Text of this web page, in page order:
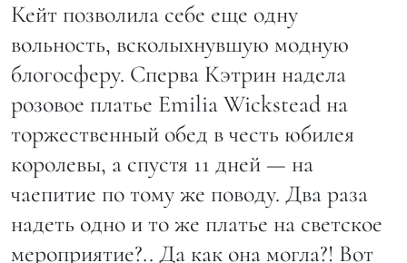
Кейт позволила себе еще одну
вольность, всколыхнувшую модную
блогосферу. Сперва Кэтрин надела
розовое платье Emilia Wickstead на
торжественный обед в честь юбилея
королевы, а спустя 11 дней — на
чаепитие по тому же поводу. Два раза
надеть одно и то же платье на светское
мероприятие?.. Да как она могла?! Вот